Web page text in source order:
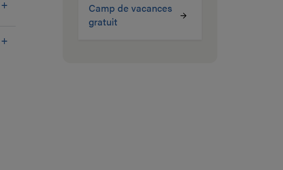
Camp de vacances
gratuit